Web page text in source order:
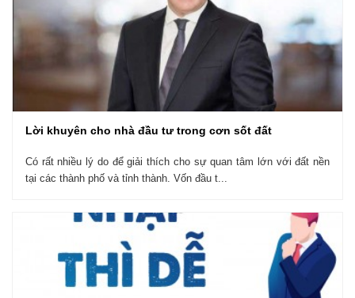
Lời khuyên cho nhà đầu tư trong cơn sốt đất
Có rất nhiều lý do để giải thích cho sự quan tâm lớn với đất nền
tại các thành phố và tỉnh thành. Vốn đầu t...